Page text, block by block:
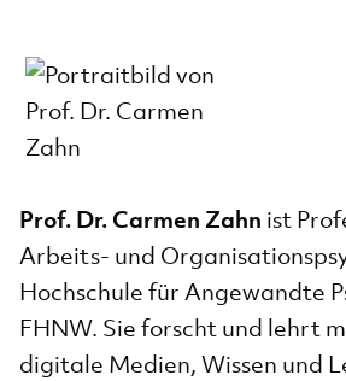
Prof. Dr. Carmen Zahn ist
Arbeits- und
Hochschule für Angewandte
FHNW. Sie forscht und lehrt
digitale Medien, Wissen und